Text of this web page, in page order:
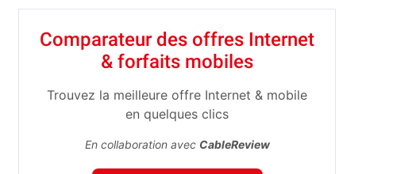
Comparateur des offres Internet
& forfaits mobiles
Trouvez la meilleure offre Internet & mobile
en quelques clics
En collaboration avec CableReview